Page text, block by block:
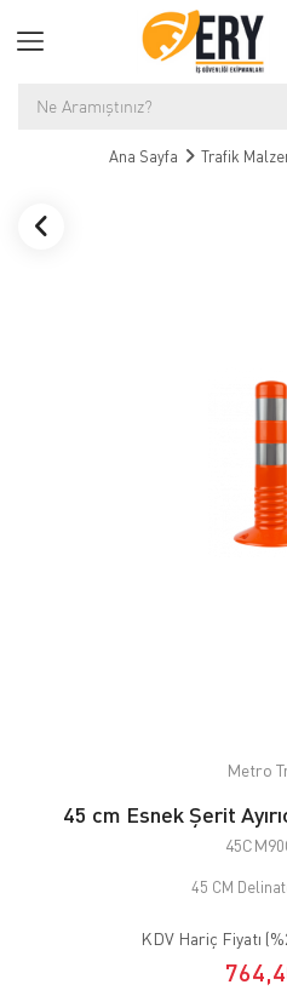
Ana Sayfa Trafik
Metro
45 cm Esnek Şerit
45 CM
KDV Hariç Fiyatı (